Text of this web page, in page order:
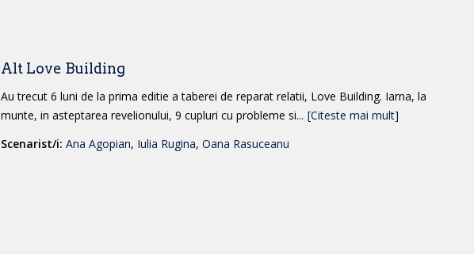
Alt Love Building
Au trecut 6 luni de la prima editie a taberei de reparat relatii, Love Building. Iarna, la
munte, in asteptarea revelionului, 9 cupluri cu probleme si... [Citeste mai mult]
Scenarist/i: Ana Agopian, Iulia Rugina, Oana Rasuceanu